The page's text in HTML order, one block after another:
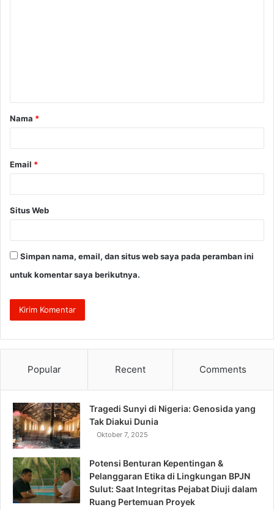
a
r
Nama *
Email *
Situs Web
Simpan nama, email, dan situs web saya pada peramban ini
untuk komentar saya berikutnya.
Popular Recent Comments
Tragedi Sunyi di Nigeria: Genosida yang
Tak Diakui Dunia
Oktober 7, 2025
Potensi Benturan Kepentingan &
Pelanggaran Etika di Lingkungan BPJN
Sulut: Saat Integritas Pejabat Diuji dalam
Ruang Pertemuan Proyek